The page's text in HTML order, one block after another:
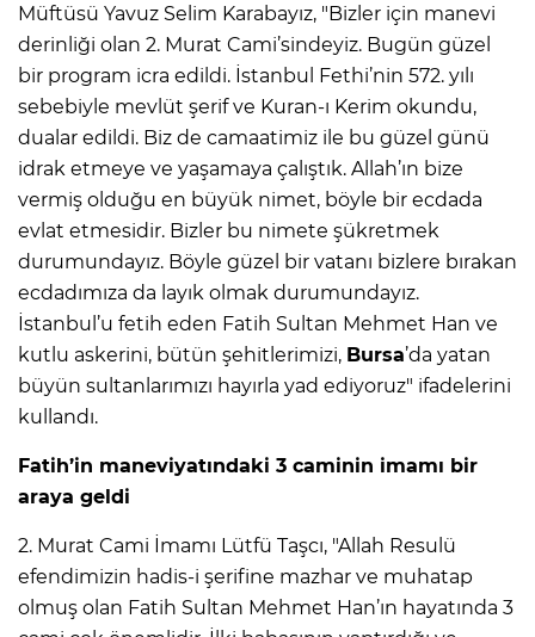
Müftüsü Yavuz Selim Karabayız, "Bizler için manevi
derinliği olan 2. Murat Cami’sindeyiz. Bugün güzel
bir program icra edildi. İstanbul Fethi’nin 572. yılı
sebebiyle mevlüt şerif ve Kuran-ı Kerim okundu,
dualar edildi. Biz de camaatimiz ile bu güzel günü
idrak etmeye ve yaşamaya çalıştık. Allah’ın bize
vermiş olduğu en büyük nimet, böyle bir ecdada
evlat etmesidir. Bizler bu nimete şükretmek
durumundayız. Böyle güzel bir vatanı bizlere bırakan
ecdadımıza da layık olmak durumundayız.
İstanbul’u fetih eden Fatih Sultan Mehmet Han ve
kutlu askerini, bütün şehitlerimizi, Bursa’da yatan
büyün sultanlarımızı hayırla yad ediyoruz" ifadelerini
kullandı.
Fatih’in maneviyatındaki 3 caminin imamı bir
araya geldi
2. Murat Cami İmamı Lütfü Taşcı, "Allah Resulü
efendimizin hadis-i şerifine mazhar ve muhatap
olmuş olan Fatih Sultan Mehmet Han’ın hayatında 3